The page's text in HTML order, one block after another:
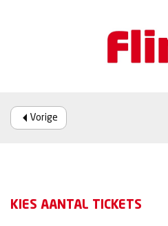
Vorige
KIES AANTAL TICKETS